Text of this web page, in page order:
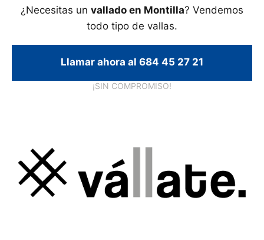
¿Necesitas un vallado en Montilla? Vendemos
todo tipo de vallas.
Llamar ahora al 684 45 27 21
¡SIN COMPROMISO!